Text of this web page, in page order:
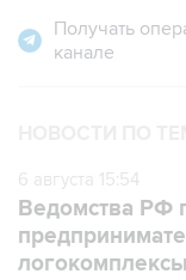
Получать
канале
6 августа 15:54
Ведомства РФ
логокомплексы